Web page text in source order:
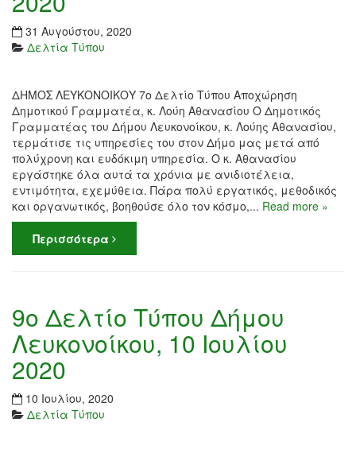
31 Αυγούστου, 2020
Δελτία Τύπου
ΔΗΜΟΣ ΛΕΥΚΟΝΟΙΚΟΥ 7ο Δελτίο Τύπου Αποχώρηση
Δημοτικού Γραμματέα, κ. Λούη Αθανασίου Ο Δημοτικός
Γραμματέας του Δήμου Λευκονοίκου, κ. Λούης Αθανασίου,
τερμάτισε τις υπηρεσίες του στον Δήμο μας μετά από
πολύχρονη και ευδόκιμη υπηρεσία. Ο κ. Αθανασίου
εργάστηκε όλα αυτά τα χρόνια με ανιδιοτέλεια,
εντιμότητα, εχεμύθεια. Πάρα πολύ εργατικός, μεθοδικός
και οργανωτικός, βοηθούσε όλο τον κόσμο,... Read more »
Περισσότερα
9ο Δελτίο Τύπου Δήμου
Λευκονοίκου, 10 Ιουλίου
2020
10 Ιουλίου, 2020
Δελτία Τύπου